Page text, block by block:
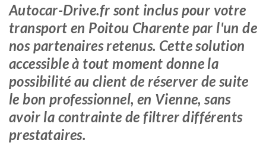
Autocar-Drive.fr sont inclus pour votre
transport en Poitou Charente par l'un de
nos partenaires retenus. Cette solution
accessible à tout moment donne la
possibilité au client de réserver de suite
le bon professionnel, en Vienne, sans
avoir la contrainte de filtrer différents
prestataires.